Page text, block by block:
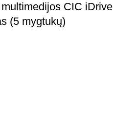
CIC iDrive
(5 mygtukų)